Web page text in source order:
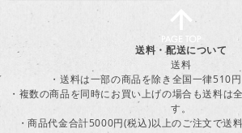
送料・配送について
送料
・送料は一部の商品を除き全国一律510円
・複数の商品を同時にお買い上げの場合も送料は
す。
・商品代金合計5000円(税込)以上のご注文で送